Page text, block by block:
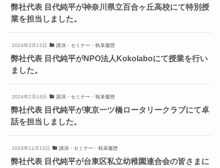
弊社代表 目代純平が神奈川県立百合ヶ丘高校にて特別授
業を担当しました。
2024年3月13日 講演・セミナー・執筆履歴
弊社代表 目代純平がNPO法人Kokolaboにて授業を行い
ました。
2024年2月14日 講演・セミナー・執筆履歴
弊社代表 目代純平が東京一ツ橋ロータリークラブにて卓
話を担当しました。
2023年11月13日 講演・セミナー・執筆履歴
弊社代表 目代純平が台東区私立幼稚園連合会の皆さまに